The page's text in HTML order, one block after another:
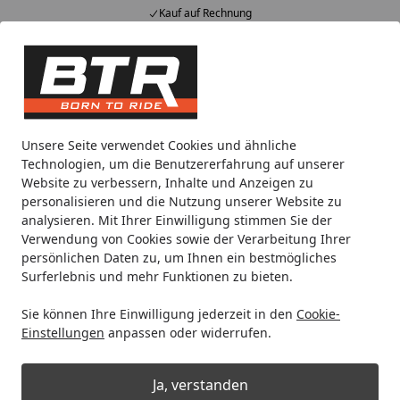
Unsere Seite verwendet Cookies und ähnliche
Technologien, um die Benutzererfahrung auf unserer
Website zu verbessern, Inhalte und Anzeigen zu
personalisieren und die Nutzung unserer Website zu
analysieren. Mit Ihrer Einwilligung stimmen Sie der
Verwendung von Cookies sowie der Verarbeitung Ihrer
persönlichen Daten zu, um Ihnen ein bestmögliches
Surferlebnis und mehr Funktionen zu bieten.
Sie können Ihre Einwilligung jederzeit in den Cookie-
Einstellungen anpassen oder widerrufen.
Ja, verstanden
Kauf auf Rechnung
Alle Produkte
Mein Konto
Suchen
Noch 2 Tage und 12 Stunden
Spare bis zu 35% auf EVOLIFT® Zentralständer
von BTR!
Startseite
Motorradteile & Ersatzteile Anbauteile BODYSTYLE
BODYSTYLE Sportsline Bugspoiler
ABS Kunststoff blau für HONDA
CB500F